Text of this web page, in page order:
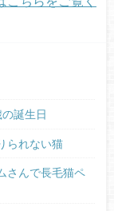
誕生日
られない猫
さんで長毛猫ペ